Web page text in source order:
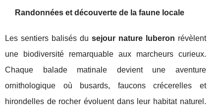
Randonnées et découverte de la faune locale
Les sentiers balisés du sejour nature luberon révèlent
une biodiversité remarquable aux marcheurs curieux.
Chaque balade matinale devient une aventure
ornithologique où busards, faucons crécerelles et
hirondelles de rocher évoluent dans leur habitat naturel.